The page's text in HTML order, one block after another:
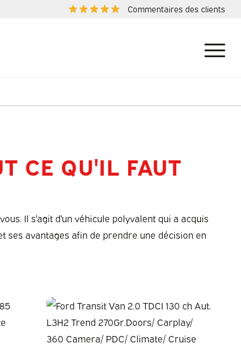
Commentaires des clients
CE QU'IL FAUT
Il s'agit d'un véhicule polyvalent qui a acquis
ses avantages afin de prendre une décision en